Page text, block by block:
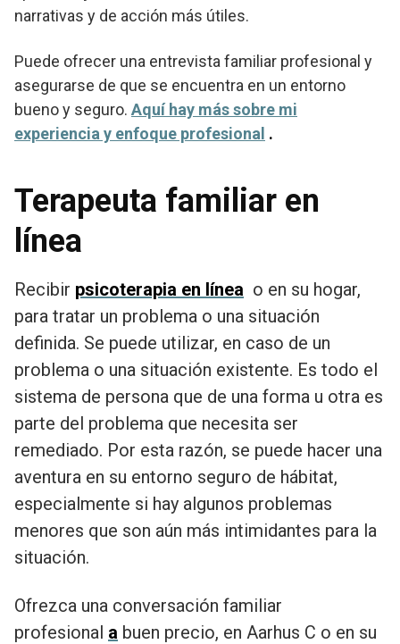
narrativas y de acción más útiles.
Puede ofrecer una entrevista familiar profesional y
asegurarse de que se encuentra en un entorno
bueno y seguro. Aquí hay más sobre mi
experiencia y enfoque profesional .
Terapeuta familiar en
línea
Recibir psicoterapia en línea o en su hogar,
para tratar un problema o una situación
definida. Se puede utilizar, en caso de un
problema o una situación existente. Es todo el
sistema de persona que de una forma u otra es
parte del problema que necesita ser
remediado. Por esta razón, se puede hacer una
aventura en su entorno seguro de hábitat,
especialmente si hay algunos problemas
menores que son aún más intimidantes para la
situación.
Ofrezca una conversación familiar
profesional a buen precio, en Aarhus C o en su